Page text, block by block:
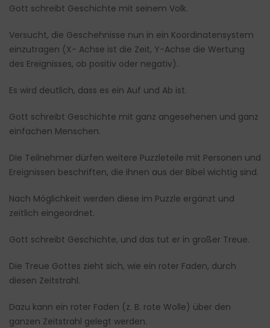
Gott schreibt Geschichte mit seinem Volk.
Versucht, die Geschehnisse nun in ein Koordinatensystem
einzutragen (X- Achse ist die Zeit, Y-Achse die Wertung
des Ereignisses, ob positiv oder negativ).
Es wird deutlich, dass es ein Auf und Ab ist.
Gott schreibt Geschichte mit ganz angesehenen und ganz
einfachen Menschen.
Die Teilnehmer dürfen weitere Puzzleteile mit Personen und
Ereignissen beschriften, die ihnen aus der Bibel wichtig sind.
Nach Möglichkeit werden diese im Puzzle ergänzt und
zeitlich eingeordnet.
Gott schreibt Geschichte, und das tut er in großer Treue.
Die Treue Gottes zieht sich, wie ein roter Faden, durch
diesen Zeitstrahl.
Dazu kann ein roter Faden (z. B. rote Wolle) über den
ganzen Zeitstrahl gelegt werden.